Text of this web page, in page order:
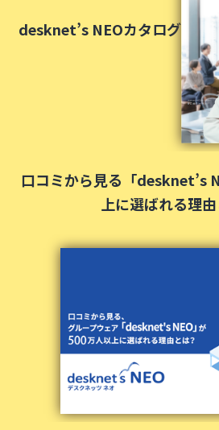
desknet’s NEOカタログ
口コミから見る 「desknet’s
上に選ばれる理由